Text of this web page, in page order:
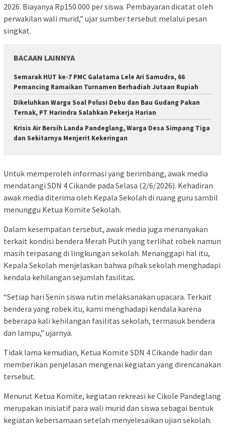
2026. Biayanya Rp150.000 per siswa. Pembayaran dicatat oleh
perwakilan wali murid,” ujar sumber tersebut melalui pesan
singkat.
BACAAN LAINNYA
Semarak HUT ke-7 PMC Galatama Lele Ari Samudra, 66
Pemancing Ramaikan Turnamen Berhadiah Jutaan Rupiah
Dikeluhkan Warga Soal Polusi Debu dan Bau Gudang Pakan
Ternak, PT Harindra Salahkan Pekerja Harian
Krisis Air Bersih Landa Pandeglang, Warga Desa Simpang Tiga
dan Sekitarnya Menjerit Kekeringan
Untuk memperoleh informasi yang berimbang, awak media
mendatangi SDN 4 Cikande pada Selasa (2/6/2026). Kehadiran
awak media diterima oleh Kepala Sekolah di ruang guru sambil
menunggu Ketua Komite Sekolah.
Dalam kesempatan tersebut, awak media juga menanyakan
terkait kondisi bendera Merah Putih yang terlihat robek namun
masih terpasang di lingkungan sekolah. Menanggapi hal itu,
Kepala Sekolah menjelaskan bahwa pihak sekolah menghadapi
kendala kehilangan sejumlah fasilitas.
“Setiap hari Senin siswa rutin melaksanakan upacara. Terkait
bendera yang robek itu, kami menghadapi kendala karena
beberapa kali kehilangan fasilitas sekolah, termasuk bendera
dan lampu,” ujarnya.
Tidak lama kemudian, Ketua Komite SDN 4 Cikande hadir dan
memberikan penjelasan mengenai kegiatan yang direncanakan
tersebut.
Menurut Ketua Komite, kegiatan rekreasi ke Cikole Pandeglang
merupakan inisiatif para wali murid dan siswa sebagai bentuk
kegiatan kebersamaan setelah menyelesaikan ujian sekolah.